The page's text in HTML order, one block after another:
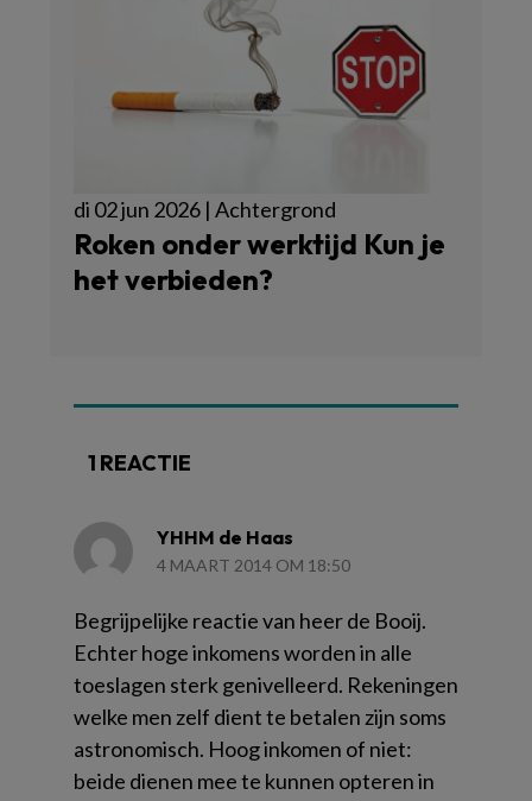
di 02 jun 2026 | Achtergrond
Roken onder werktijd Kun je
het verbieden?
1 REACTIE
YHHM de Haas
4 MAART 2014 OM 18:50
Begrijpelijke reactie van heer de Booij.
Echter hoge inkomens worden in alle
toeslagen sterk genivelleerd. Rekeningen
welke men zelf dient te betalen zijn soms
astronomisch. Hoog inkomen of niet:
beide dienen mee te kunnen opteren in